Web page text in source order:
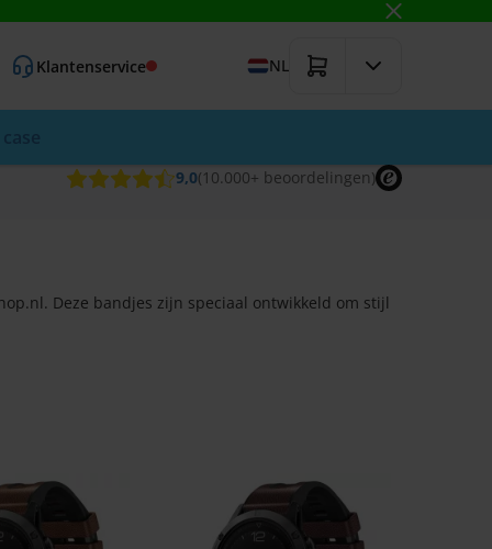
Klantenservice NL
9,0(10.000+ beoordelingen)
Deze bandjes zijn speciaal ontwikkeld om stijl